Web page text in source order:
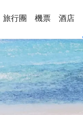
旅行團 機票 酒店